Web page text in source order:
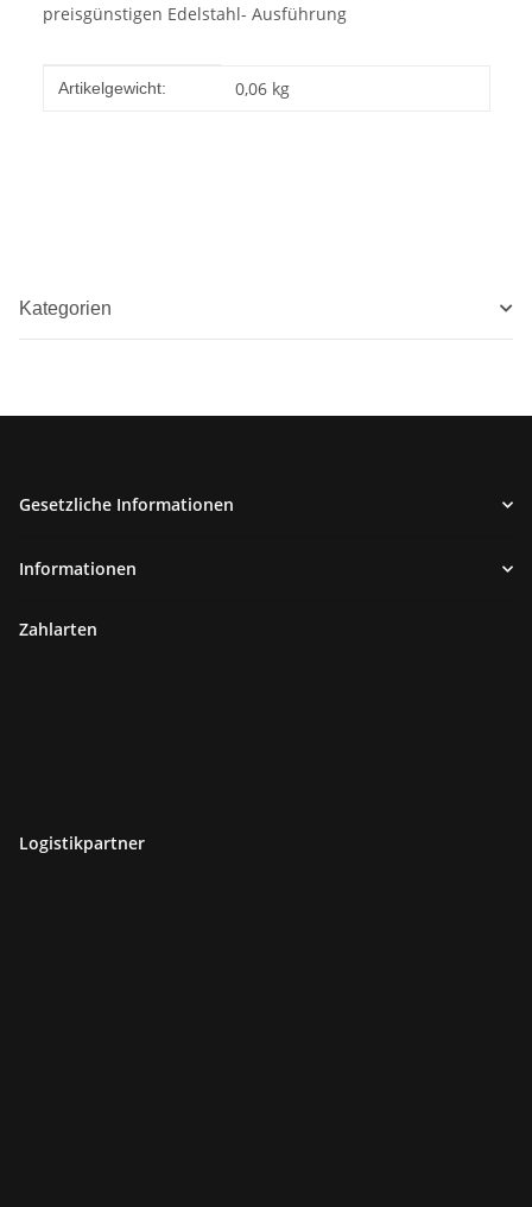
preisgünstigen Edelstahl- Ausführung
Produkteigenschaft
Wert
Artikelgewicht: 0,06 kg
Kategorien
Gesetzliche Informationen
Informationen
Zahlarten
Logistikpartner